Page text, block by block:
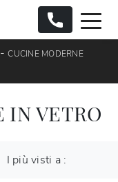
-CUCINE MODERNE
IN VETRO
I più visti a :